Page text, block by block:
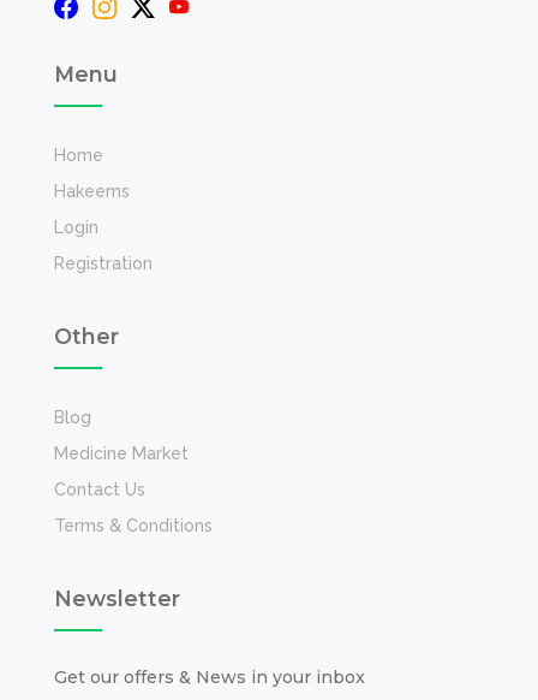
Menu
Home
Hakeems
Login
Registration
Other
Blog
Medicine Market
Contact Us
Terms & Conditions
Newsletter
Get our offers & News in your inbox